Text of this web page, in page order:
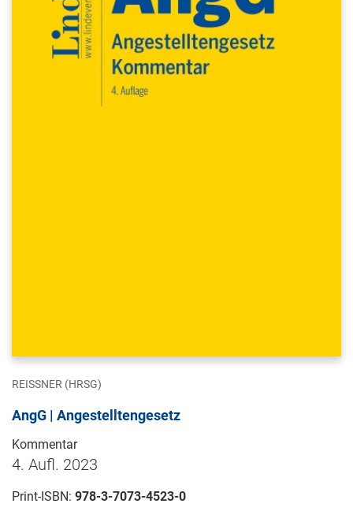
REISSNER (HRSG)
AngG | Angestelltengesetz
Kommentar
4. Aufl. 2023
Print-ISBN: 978-3-7073-4523-0